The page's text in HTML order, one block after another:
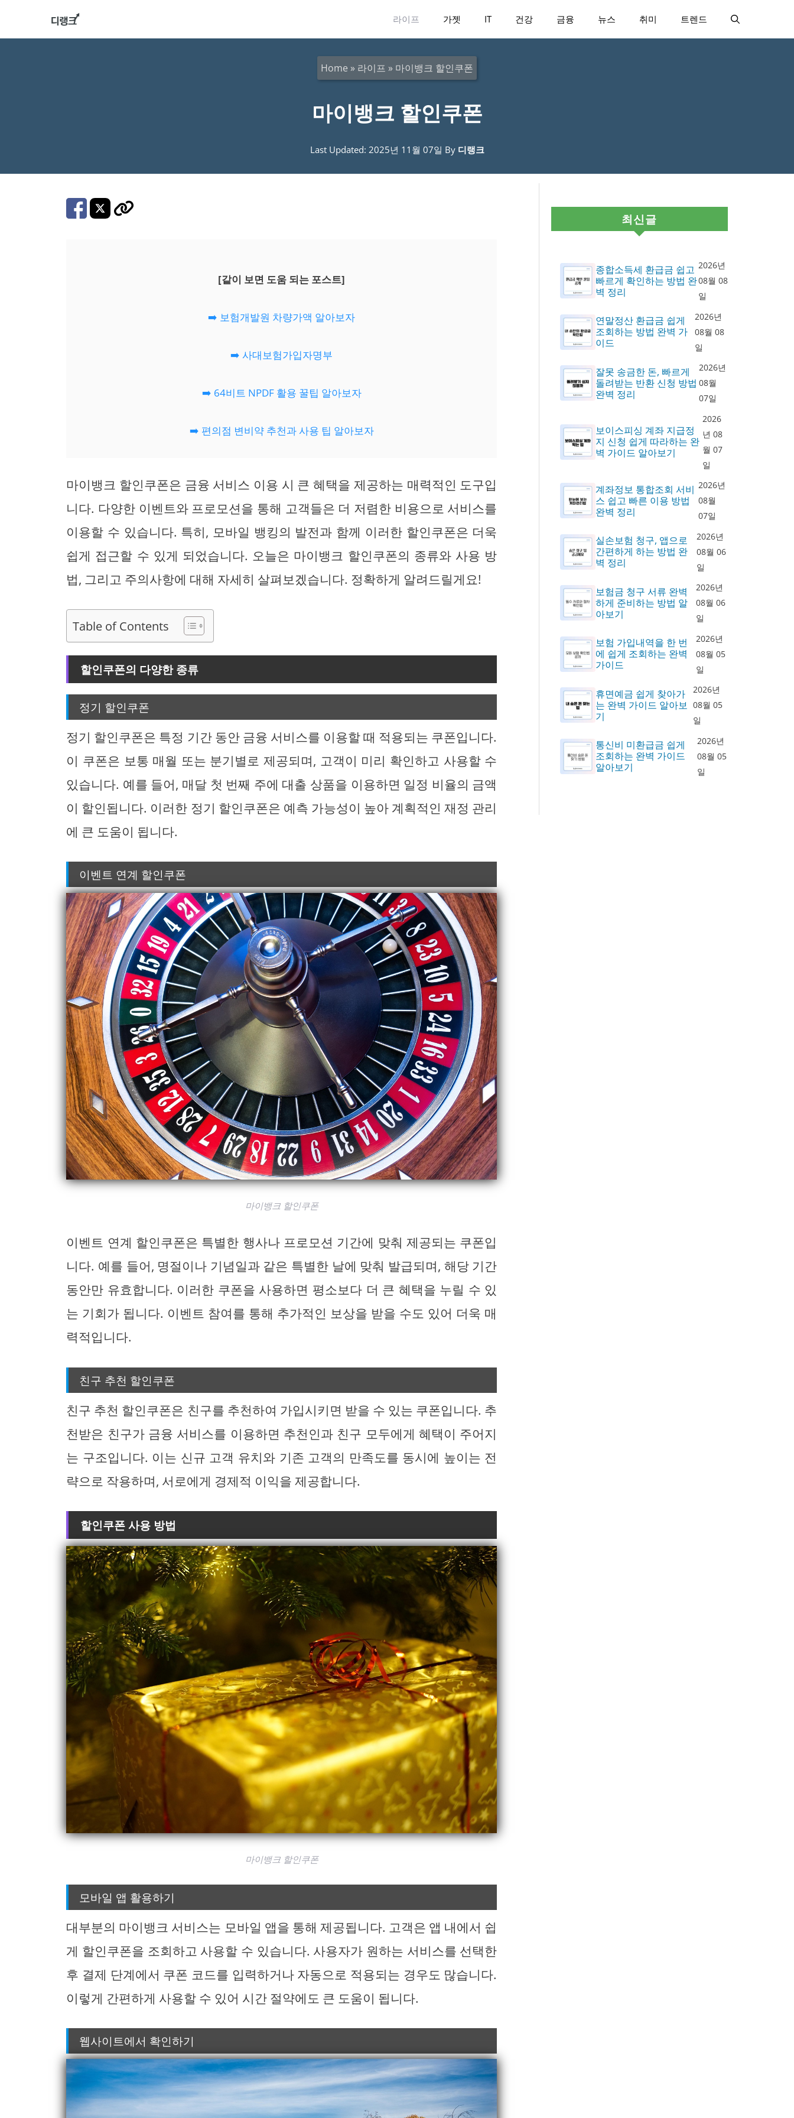
라이프 가젯 IT 건강 금융 뉴스 취미 트렌드
Home » 라이프 » 마이뱅크 할인쿠폰
마이뱅크 할인쿠폰
Last Updated: 2025년 11월 07일 By 디랭크
[같이 보면 도움 되는 포스트]
➡️ 보험개발원 차량가액 알아보자
➡️ 사대보험가입자명부
➡️ 64비트 NPDF 활용 꿀팁 알아보자
➡️ 편의점 변비약 추천과 사용 팁 알아보자
마이뱅크 할인쿠폰은 금융 서비스 이용 시 큰 혜택을 제공하는 매력적인 도구입
니다. 다양한 이벤트와 프로모션을 통해 고객들은 더 저렴한 비용으로 서비스를
이용할 수 있습니다. 특히, 모바일 뱅킹의 발전과 함께 이러한 할인쿠폰은 더욱
쉽게 접근할 수 있게 되었습니다. 오늘은 마이뱅크 할인쿠폰의 종류와 사용 방
법, 그리고 주의사항에 대해 자세히 살펴보겠습니다. 정확하게 알려드릴게요!
Table of Contents
할인쿠폰의 다양한 종류
정기 할인쿠폰
정기 할인쿠폰은 특정 기간 동안 금융 서비스를 이용할 때 적용되는 쿠폰입니다.
이 쿠폰은 보통 매월 또는 분기별로 제공되며, 고객이 미리 확인하고 사용할 수
있습니다. 예를 들어, 매달 첫 번째 주에 대출 상품을 이용하면 일정 비율의 금액
이 할인됩니다. 이러한 정기 할인쿠폰은 예측 가능성이 높아 계획적인 재정 관리
에 큰 도움이 됩니다.
이벤트 연계 할인쿠폰
마이뱅크 할인쿠폰
이벤트 연계 할인쿠폰은 특별한 행사나 프로모션 기간에 맞춰 제공되는 쿠폰입
니다. 예를 들어, 명절이나 기념일과 같은 특별한 날에 맞춰 발급되며, 해당 기간
동안만 유효합니다. 이러한 쿠폰을 사용하면 평소보다 더 큰 혜택을 누릴 수 있
는 기회가 됩니다. 이벤트 참여를 통해 추가적인 보상을 받을 수도 있어 더욱 매
력적입니다.
친구 추천 할인쿠폰
친구 추천 할인쿠폰은 친구를 추천하여 가입시키면 받을 수 있는 쿠폰입니다. 추
천받은 친구가 금융 서비스를 이용하면 추천인과 친구 모두에게 혜택이 주어지
는 구조입니다. 이는 신규 고객 유치와 기존 고객의 만족도를 동시에 높이는 전
략으로 작용하며, 서로에게 경제적 이익을 제공합니다.
할인쿠폰 사용 방법
마이뱅크 할인쿠폰
모바일 앱 활용하기
대부분의 마이뱅크 서비스는 모바일 앱을 통해 제공됩니다. 고객은 앱 내에서 쉽
게 할인쿠폰을 조회하고 사용할 수 있습니다. 사용자가 원하는 서비스를 선택한
후 결제 단계에서 쿠폰 코드를 입력하거나 자동으로 적용되는 경우도 많습니다.
이렇게 간편하게 사용할 수 있어 시간 절약에도 큰 도움이 됩니다.
웹사이트에서 확인하기
최신글
종합소득세 환급금 쉽고
빠르게 확인하는 방법 완
벽 정리
2026년
08월 08
일
연말정산 환급금 쉽게
조회하는 방법 완벽 가
이드
2026년
08월 08
일
잘못 송금한 돈, 빠르게
돌려받는 반환 신청 방법
완벽 정리
2026년
08월
07일
보이스피싱 계좌 지급정
지 신청 쉽게 따라하는 완
벽 가이드 알아보기
2026
년 08
월 07
일
계좌정보 통합조회 서비
스 쉽고 빠른 이용 방법
완벽 정리
2026년
08월
07일
실손보험 청구, 앱으로
간편하게 하는 방법 완
벽 정리
2026년
08월 06
일
보험금 청구 서류 완벽
하게 준비하는 방법 알
아보기
2026년
08월 06
일
보험 가입내역을 한 번
에 쉽게 조회하는 완벽
가이드
2026년
08월 05
일
휴면예금 쉽게 찾아가
는 완벽 가이드 알아보
기
2026년
08월 05
일
통신비 미환급금 쉽게
조회하는 완벽 가이드
알아보기
2026년
08월 05
일